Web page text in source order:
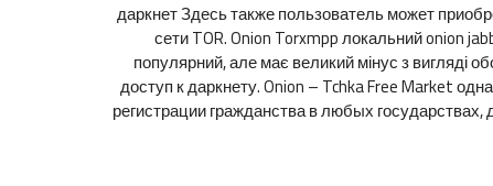
даркнет Здесь также пользователь может
сети TOR. Onion Torxmpp локальний onion
популярний, але має великий мінус з вигляді
доступ к даркнету. Onion – Tchka Free Market
регистрации гражданства в любых